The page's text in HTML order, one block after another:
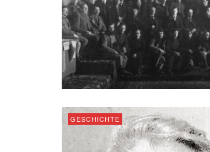
GESCHICHTE